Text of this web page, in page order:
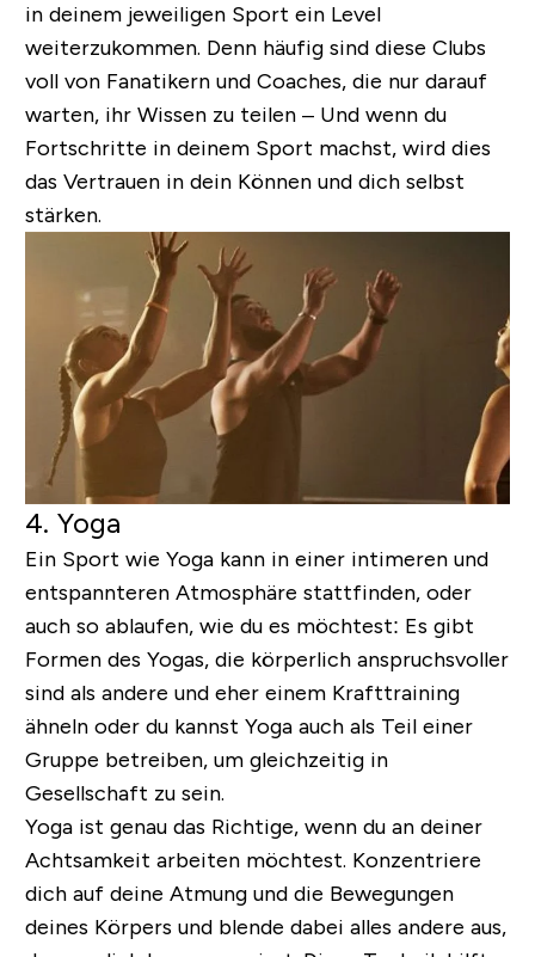
in deinem jeweiligen Sport ein Level
weiterzukommen. Denn häufig sind diese Clubs
voll von Fanatikern und Coaches, die nur darauf
warten, ihr Wissen zu teilen – Und wenn du
Fortschritte in deinem Sport machst, wird dies
das Vertrauen in dein Können und dich selbst
stärken.
4. Yoga
Ein Sport wie Yoga kann in einer intimeren und
entspannteren Atmosphäre stattfinden, oder
auch so ablaufen, wie du es möchtest: Es gibt
Formen des Yogas, die körperlich anspruchsvoller
sind als andere und eher einem Krafttraining
ähneln oder du kannst Yoga auch als Teil einer
Gruppe betreiben, um gleichzeitig in
Gesellschaft zu sein.
Yoga ist genau das Richtige, wenn du an deiner
Achtsamkeit arbeiten möchtest. Konzentriere
dich auf deine Atmung und die Bewegungen
deines Körpers und blende dabei alles andere aus,